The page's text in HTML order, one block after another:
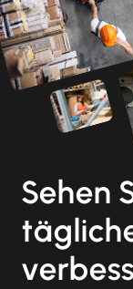
Sehen